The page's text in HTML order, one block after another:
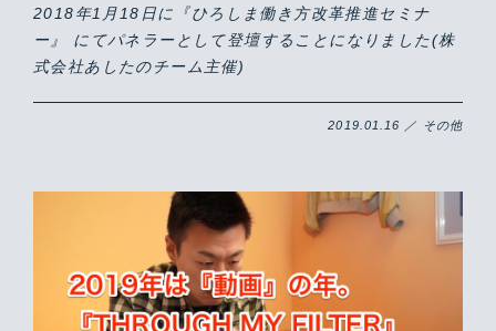
2018年1月18日に『ひろしま働き方改革推進セミナ
ー』 にてパネラーとして登壇することになりました(株
式会社あしたのチーム主催)
2019.01.16 ／ その他